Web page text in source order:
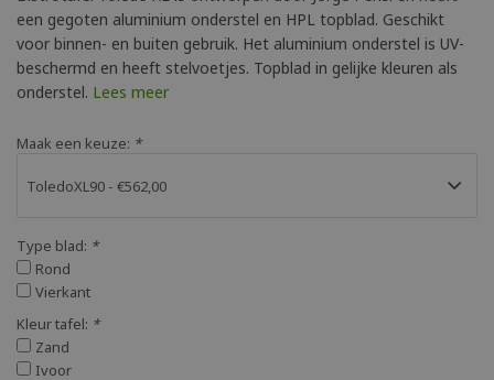
een gegoten aluminium onderstel en HPL topblad. Geschikt
voor binnen- en buiten gebruik. Het aluminium onderstel is UV-
beschermd en heeft stelvoetjes. Topblad in gelijke kleuren als
onderstel. Lees meer
Maak een keuze: *
Type blad: *
Rond
Vierkant
Kleur tafel: *
Zand
Ivoor